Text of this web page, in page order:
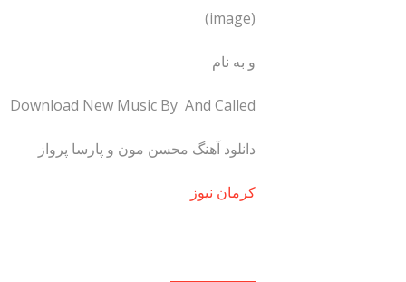
(image)
و به نام
Download New Music By And Called
دانلود آهنگ محسن مون و پارسا پرواز
کرمان نیوز